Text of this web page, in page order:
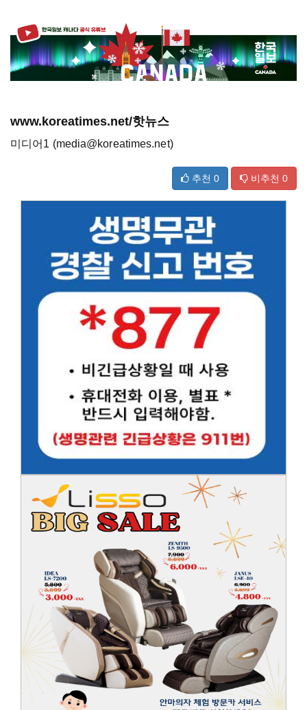
www.koreatimes.net/핫뉴스
미디어1 (media@koreatimes.net)
추천 0 비추천 0